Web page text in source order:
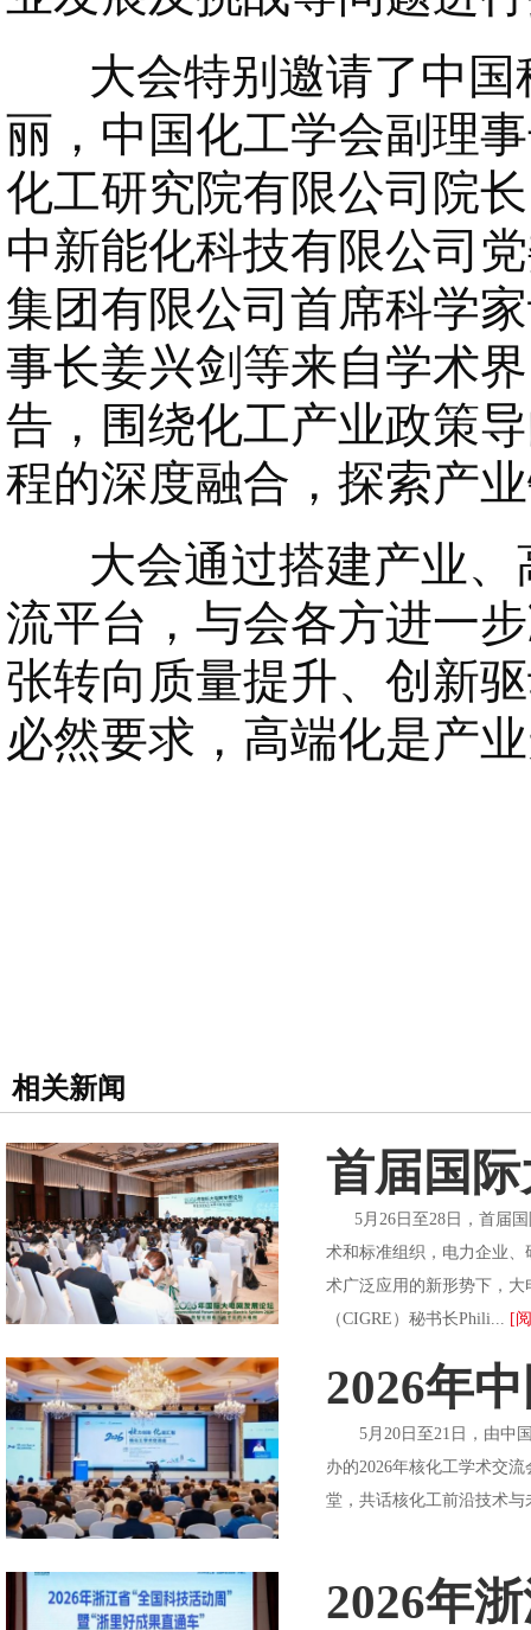
大会特别邀请了中国
丽，中国化工学会副理
化工研究院有限公司院
中新能化科技有限公司
集团有限公司首席科学
事长姜兴剑等来自学术
告，围绕化工产业政策
程的深度融合，探索产
大会通过搭建产业、
流平台，与会各方进一
张转向质量提升、创新
必然要求，高端化是产
相关新闻
首届国
5月26日至28日，首届国
术和标准组织，电力企业
术广泛应用的新形势下，
（CIGRE）秘书长Phili... [
2026年
5月20日至21日，由中国
办的2026年核化工学术交
堂，共话核化工前沿技术
2026年